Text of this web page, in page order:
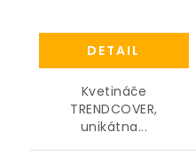
DETAIL
Kvetináče
TRENDCOVER,
unikátna...